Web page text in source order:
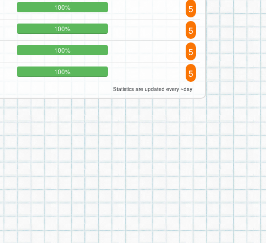
100% 5
100% 5
100% 5
100% 5
Statistics are updated every ~day